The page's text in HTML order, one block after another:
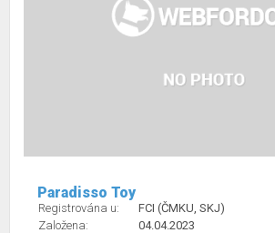
Paradisso Toy
Registrována u:
FCI (ČMKU, SKJ)
Založena:
04.04.2023